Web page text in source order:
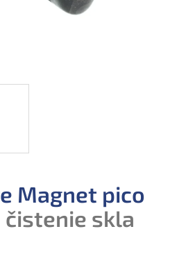
Magnet pico
čistenie skla